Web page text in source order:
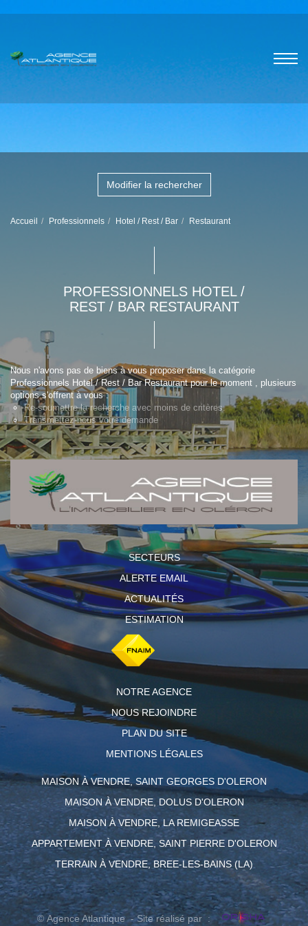
Modifier la rechercher
Accueil Professionnels Hotel / Rest / Bar Restaurant
PROFESSIONNELS HOTEL /
REST / BAR RESTAURANT
Nous n'avons pas de biens à vous proposer dans la catégorie
Professionnels Hotel / Rest / Bar Restaurant pour le moment , plusieurs
options s'offrent à vous :
Re-soumettre la recherche avec moins de critères.
Transmettez-nous votre demande
SECTEURS
ALERTE EMAIL
ACTUALITÉS
ESTIMATION
NOTRE AGENCE
NOUS REJOINDRE
PLAN DU SITE
MENTIONS LÉGALES
MAISON À VENDRE, SAINT GEORGES D'OLERON
MAISON À VENDRE, DOLUS D'OLERON
MAISON À VENDRE, LA REMIGEASSE
APPARTEMENT À VENDRE, SAINT PIERRE D'OLERON
TERRAIN À VENDRE, BREE-LES-BAINS (LA)
© Agence Atlantique - Site réalisé par :